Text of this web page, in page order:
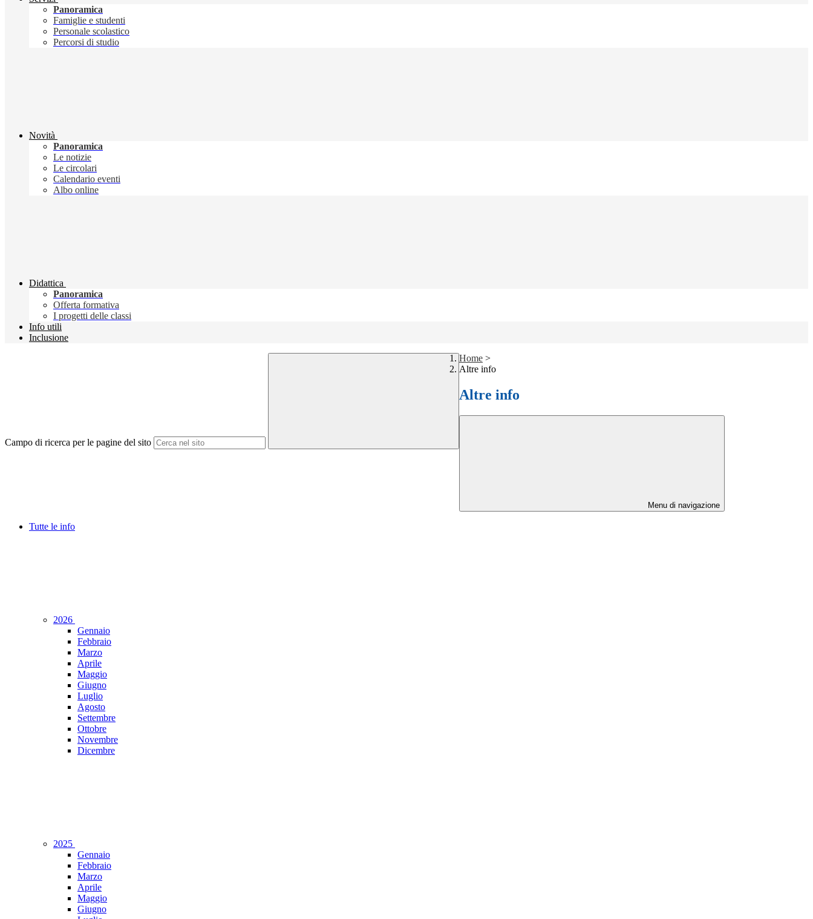
Panoramica
Famiglie e studenti
Personale scolastico
Percorsi di studio
Novità
Panoramica
Le notizie
Le circolari
Calendario eventi
Albo online
Didattica
Panoramica
Offerta formativa
I progetti delle classi
Info utili
Inclusione
Campo di ricerca per le pagine del sito
Home >
Altre info
Altre info
Menu di navigazione
Tutte le info
2026
Gennaio
Febbraio
Marzo
Aprile
Maggio
Giugno
Luglio
Agosto
Settembre
Ottobre
Novembre
Dicembre
2025
Gennaio
Febbraio
Marzo
Aprile
Maggio
Giugno